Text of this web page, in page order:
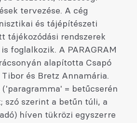
tervezése. A cég
és tájépítészeti
tájékozódási rendszerek
foglalkozik. A PARAGRAM
alapította Csapó
Tibor és Bretz Annamária.
('paragramma' = betűcserén
szó szerint a betűn túli, a
híven tükrözi egyszerre